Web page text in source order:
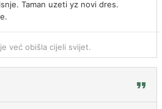
Taman uzeti yz novi dres.
već obišla cijeli svijet.